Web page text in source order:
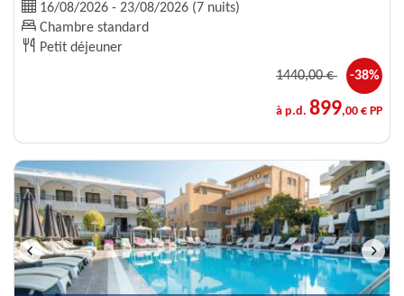
16/08/2026 - 23/08/2026 (7 nuits)
Chambre standard
Petit déjeuner
1440,00 € -38%
à p.d. 899,00 € PP